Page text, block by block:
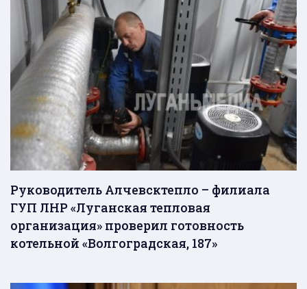
Руководитель Алчевсктепло – филиала
ГУП ЛНР «Луганская тепловая
организация» проверил готовность
котельной «Волгоградская, 187»